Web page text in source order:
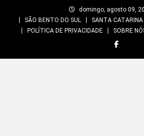
domingo, agosto 09,
SÃO BENTO DO SUL
SANTA CATARINA
POLÍTICA DE PRIVACIDADE
SOBRE